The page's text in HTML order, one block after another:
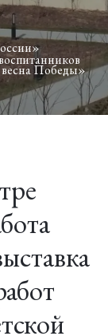
весна Победы»